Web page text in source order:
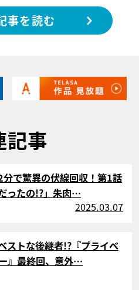
事を読む
記事
で驚異の伏線回収！第1話
ったの!?」朱肉…
2025.03.07
ストな後継者!?『プライベ
』最終回、意外…